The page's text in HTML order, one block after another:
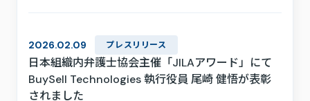
2026.02.09 プレスリリース
日本組織内弁護士協会主催「JILAアワード」にて
BuySell Technologies 執行役員 尾崎 健悟が表彰
されました